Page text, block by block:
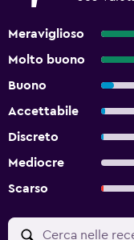
Meraviglioso
Molto buono
Buono
Accettabile
Discreto
Mediocre
Scarso